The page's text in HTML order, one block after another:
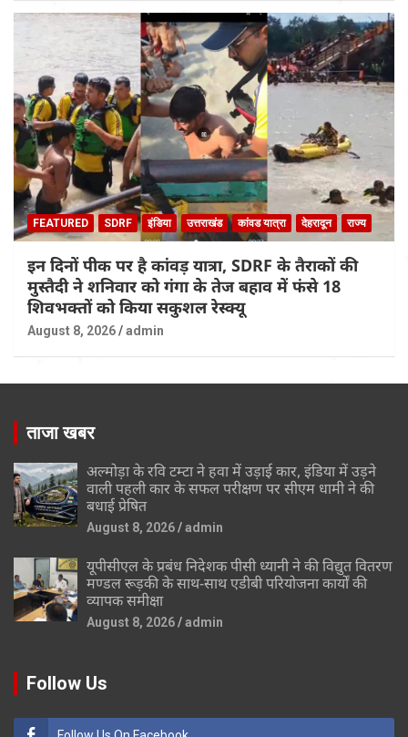
FEATURED SDRF इंडिया उत्तराखंड कांवड यात्रा देहरादून राज्य
इन दिनों पीक पर है कांवड़ यात्रा, SDRF के तैराकों की
मुस्तैदी ने शनिवार को गंगा के तेज बहाव में फंसे 18
शिवभक्तों को किया सकुशल रेस्क्यू
August 8, 2026 admin
ताजा खबर
अल्मोड़ा के रवि टम्टा ने हवा में उड़ाई कार, इंडिया में उड़ने
वाली पहली कार के सफल परीक्षण पर सीएम धामी ने की
बधाई प्रेषित
August 8, 2026 admin
यूपीसीएल के प्रबंध निदेशक पीसी ध्यानी ने की विद्युत वितरण
मण्डल रूड़की के साथ-साथ एडीबी परियोजना कार्यों की
व्यापक समीक्षा
August 8, 2026 admin
Follow Us